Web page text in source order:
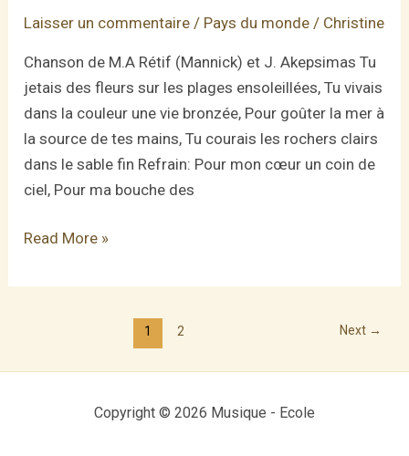
Laisser un commentaire / Pays du monde / Christine
Chanson de M.A Rétif (Mannick) et J. Akepsimas Tu
jetais des fleurs sur les plages ensoleillées, Tu vivais
dans la couleur une vie bronzée, Pour goûter la mer à
la source de tes mains, Tu courais les rochers clairs
dans le sable fin Refrain: Pour mon cœur un coin de
ciel, Pour ma bouche des
Vassilis
grec
Read More »
1 2 Next →
Copyright © 2026 Musique - Ecole